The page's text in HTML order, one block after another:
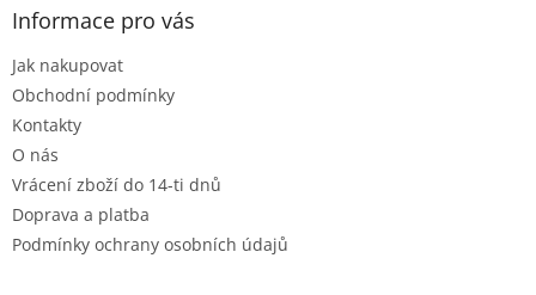
u
Informace pro vás
Jak nakupovat
Obchodní podmínky
Kontakty
O nás
Vrácení zboží do 14-ti dnů
Doprava a platba
Podmínky ochrany osobních údajů